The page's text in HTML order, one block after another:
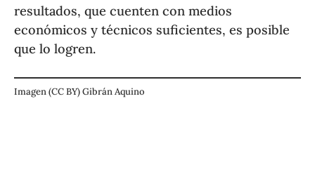
resultados, que cuenten con medios
económicos y técnicos suficientes, es posible
que lo logren.
Imagen (CC BY) Gibrán Aquino